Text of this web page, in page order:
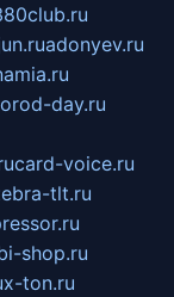
adonyev.ru
day.ru
card-voice.ru
tlt.ru
shop.ru
x-ton.ru